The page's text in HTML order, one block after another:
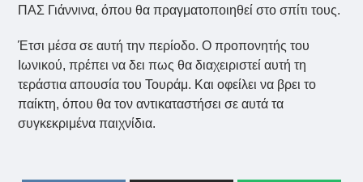
ΠΑΣ Γιάννινα, όπου θα πραγματοποιηθεί στο σπίτι τους.
Έτσι μέσα σε αυτή την περίοδο. Ο προπονητής του
Ιωνικού, πρέπει να δει πως θα διαχειριστεί αυτή τη
τεράστια απουσία του Τουράμ. Και οφείλει να βρει το
παίκτη, όπου θα τον αντικαταστήσει σε αυτά τα
συγκεκριμένα παιχνίδια.